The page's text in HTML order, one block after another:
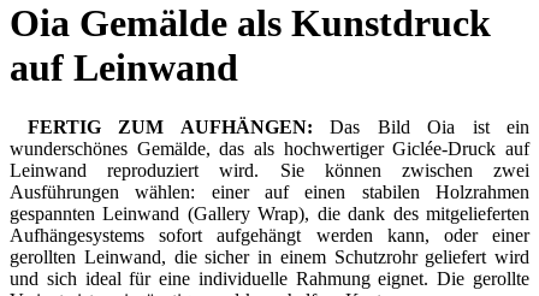
Oia Gemälde als Kunstdruck
auf Leinwand
FERTIG ZUM AUFHÄNGEN: Das Bild Oia ist ein
wunderschönes Gemälde, das als hochwertiger Giclée-Druck auf
Leinwand reproduziert wird. Sie können zwischen zwei
Ausführungen wählen: einer auf einen stabilen Holzrahmen
gespannten Leinwand (Gallery Wrap), die dank des mitgelieferten
Aufhängesystems sofort aufgehängt werden kann, oder einer
gerollten Leinwand, die sicher in einem Schutzrohr geliefert wird
und sich ideal für eine individuelle Rahmung eignet. Die gerollte